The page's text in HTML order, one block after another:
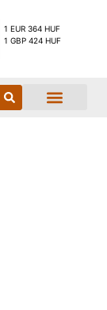
1 EUR 364 HUF
1 GBP 424 HUF